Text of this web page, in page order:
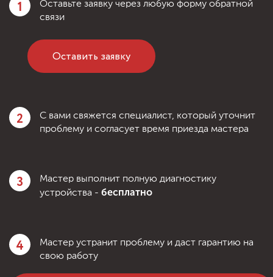
1
Оставьте заявку через любую форму обратной
связи
Оставить заявку
2
С вами свяжется специалист, который уточнит
проблему и согласует время приезда мастера
3
Мастер выполнит полную диагностику
устройства - бесплатно
4
Мастер устранит проблему и даст гарантию на
свою работу